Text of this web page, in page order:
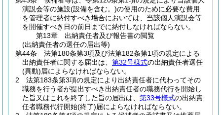
演説会等の施設(設備を含む。)の使用のために必要な費用
を管理者に納付すべき場合においては、当該個人演説会等
を開催すべき日の前日までに納付しなければならない。
第13章
出納責任者及び報告書の閲覧
(出納責任者の選任の届出等)
第44条
法第180条第3項及び法第182条第1項の規定による
出納責任者に関する届出は、 第32号様式の出納責任者選任
(異動)届によらなければならない。
2
法第183条第3項の規定により出納責任者に代わってその
職務を行う者が提出すべき出納責任者の職務代行を開始し
た旨又はこれを終了した旨の届出は、 第33号様式の出納責
任者職務代行開始(終了)届によらなければならない。